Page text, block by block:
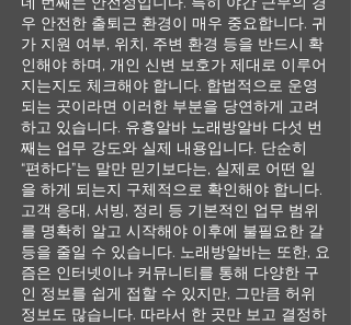
우 안전한 출퇴근 환경이 매우 중요합니다. 귀
가 지원 여부, 위치, 주변 환경 등을 반드시 확
인해야 하며, 개인 신변 보호가 제대로 이루어
지는지도 체크해야 합니다. 합법적으로 운영
되는 곳이라면 이러한 부분을 당연하게 고려
하고 있습니다. 유흥알바 노래방알바 다섯 번
째는 업무 강도와 실제 내용입니다. 단순히
“편하다”는 말만 믿기보다는, 실제로 어떤 일
을 하게 되는지 구체적으로 확인해야 합니다.
고객 응대, 서빙, 정리 등 기본적인 업무 범위
를 명확히 알고 시작해야 이후에 불필요한 갈
등을 줄일 수 있습니다. 노래방알바는 또한, 요
즘은 인터넷이나 커뮤니티를 통해 다양한 구
인 정보를 쉽게 접할 수 있지만, 그만큼 허위
정보도 많습니다. 따라서 한 곳만 보고 결정하